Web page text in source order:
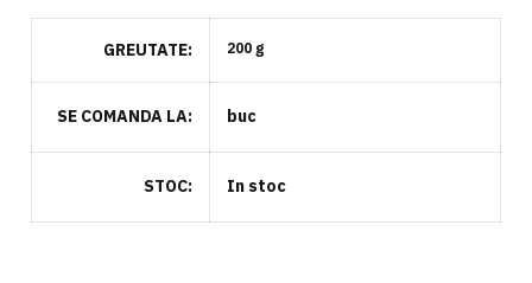
GREUTATE 200 g
SE COMANDA LA buc
STOC In stoc